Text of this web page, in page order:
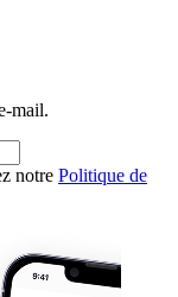
mail.
notre Politique de